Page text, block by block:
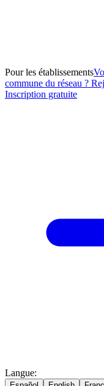
Pour les établissements
commune du réseau ?
Inscription gratuite
Langue: